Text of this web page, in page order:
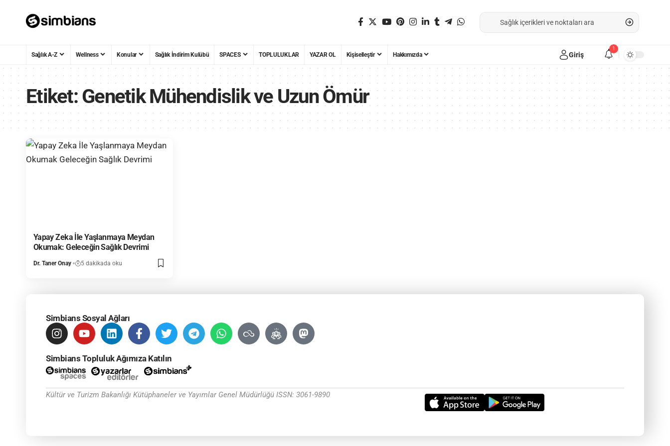
Sağlık A-Z Wellness Konular Sağlık İndirim Kulübü SPACES TOPLULUKLAR YAZAR OL Kişiselleştir Hakkımızda Giriş
1
Etiket:Genetik Mühendislik ve Uzun Ömür
Yapay Zeka İle Yaşlanmaya Meydan
Okumak: Geleceğin Sağlık Devrimi
Dr. Taner Onay 5 dakikada oku
Simbians Sosyal Ağları
Simbians Topluluk Ağımıza Katılın
Kültür ve Turizm Bakanlığı Kütüphaneler ve Yayımlar Genel Müdürlüğü ISSN: 3061-9890